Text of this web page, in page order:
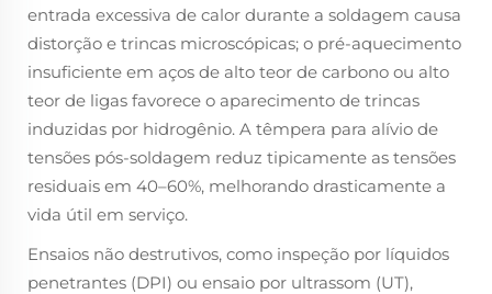
entrada excessiva de calor durante a soldagem causa
distorção e trincas microscópicas; o pré-aquecimento
insuficiente em aços de alto teor de carbono ou alto
teor de ligas favorece o aparecimento de trincas
induzidas por hidrogênio. A têmpera para alívio de
tensões pós-soldagem reduz tipicamente as tensões
residuais em 40–60%, melhorando drasticamente a
vida útil em serviço.
Ensaios não destrutivos, como inspeção por líquidos
penetrantes (DPI) ou ensaio por ultrassom (UT),